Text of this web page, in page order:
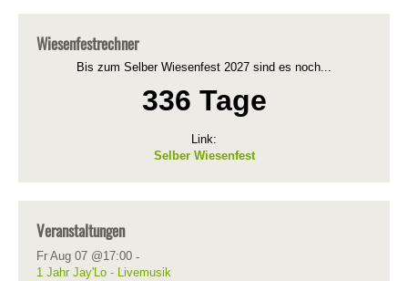
Wiesenfestrechner
Bis zum Selber Wiesenfest 2027 sind es noch...
336 Tage
Link:
Selber Wiesenfest
Veranstaltungen
Fr Aug 07 @17:00 -
1 Jahr Jay'Lo - Livemusik